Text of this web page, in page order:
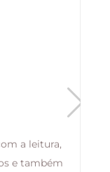
a leitura,
e também